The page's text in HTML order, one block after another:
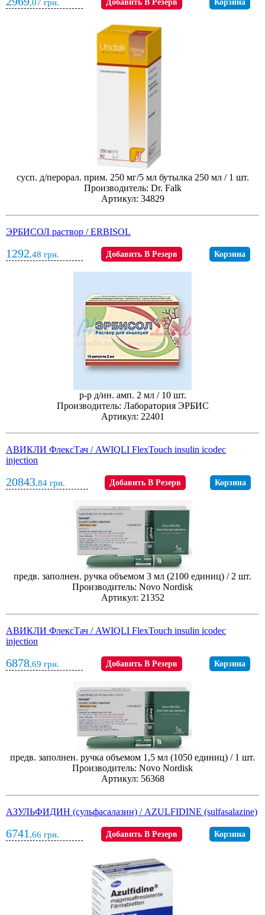
,07 грн. Добавить В Резерв Корзина
сусп. д/перорал. прим. 250 мг/5 мл бутылка 250 мл / 1 шт.
Производитель: Dr. Falk
Артикул: 34829
ЭРБИСОЛ раствор / ERBISOL
1292,48 грн. Добавить В Резерв Корзина
р-р д/ин. амп. 2 мл / 10 шт.
Производитель: Лаборатория ЭРБИС
Артикул: 22401
АВИКЛИ ФлексТач / AWIQLI FlexTouch insulin icodec
injection
20843,84 грн. Добавить В Резерв Корзина
предв. заполнен. ручка объемом 3 мл (2100 единиц) / 2 шт.
Производитель: Novo Nordisk
Артикул: 21352
АВИКЛИ ФлексТач / AWIQLI FlexTouch insulin icodec
injection
6878,69 грн. Добавить В Резерв Корзина
предв. заполнен. ручка объемом 1,5 мл (1050 единиц) / 1 шт.
Производитель: Novo Nordisk
Артикул: 56368
АЗУЛЬФИДИН (сульфасалазин) / AZULFIDINE (sulfasalazine)
6741 ,66 грн. Добавить В Резерв Корзина